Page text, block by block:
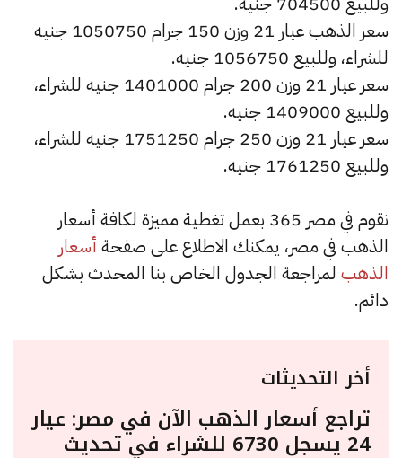
سعر الذهب عيار 21 وزن 150 جرام 1050750 جنيه
للشراء، وللبيع 1056750 جنيه.
سعر عيار 21 وزن 200 جرام 1401000 جنيه للشراء،
وللبيع 1409000 جنيه.
سعر عيار 21 وزن 250 جرام 1751250 جنيه للشراء،
وللبيع 1761250 جنيه.
نقوم في مصر 365 بعمل تغطية مميزة لكافة أسعار
الذهب في مصر، يمكنك الاطلاع على صفحة أسعار
الذهب لمراجعة الجدول الخاص بنا المحدث بشكل
دائم.
أخر التحديثات
تراجع أسعار الذهب الآن في مصر: عيار
24 يسجل 6730 للشراء في تحديث